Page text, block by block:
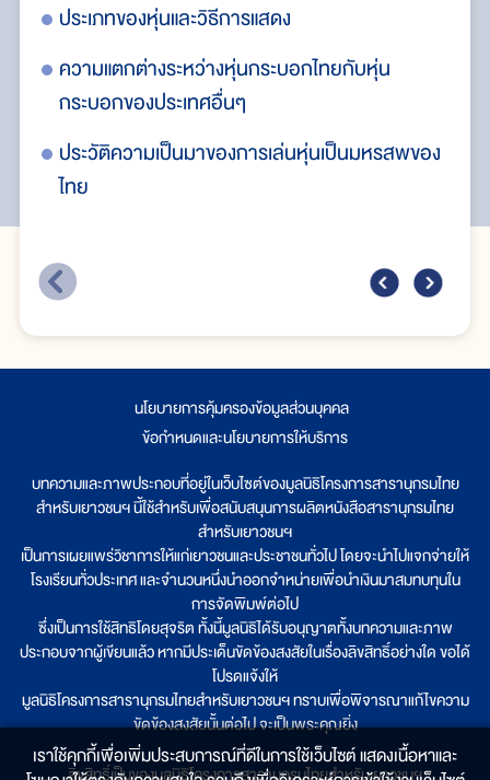
ประเภทของหุ่นและวิธีการแสดง
ความแตกต่างระหว่างหุ่นกระบอกไทยกับหุ่น
กระบอกของประเทศอื่นๆ
ประวัติความเป็นมาของการเล่นหุ่นเป็นมหรสพของ
ไทย
นโยบายการคุ้มครองข้อมูลส่วนบุคคล
ข้อกำหนดและนโยบายการให้บริการ
บทความและภาพประกอบที่อยู่ในเว็บไซต์ของมูลนิธิโครงการสารานุกรมไทย
สำหรับเยาวชนฯ นี้ใช้สำหรับเพื่อสนับสนุนการผลิตหนังสือสารานุกรมไทย
สำหรับเยาวชนฯ
เป็นการเผยแพร่วิชาการให้แก่เยาวชนและประชาชนทั่วไป โดยจะนำไปแจกจ่ายให้
โรงเรียนทั่วประเทศ และจำนวนหนึ่งนำออกจำหน่ายเพื่อนำเงินมาสมทบทุนใน
การจัดพิมพ์ต่อไป
ซึ่งเป็นการใช้สิทธิโดยสุจริต ทั้งนี้มูลนิธิได้รับอนุญาตทั้งบทความและภาพ
ประกอบจากผู้เขียนแล้ว หากมีประเด็นขัดข้องสงสัยในเรื่องลิขสิทธิ์อย่างใด ขอได้
โปรดแจ้งให้
มูลนิธิโครงการสารานุกรมไทยสำหรับเยาวชนฯ ทราบเพื่อพิจารณาแก้ไขความ
ขัดข้องสงสัยนั้นต่อไป จะเป็นพระคุณยิ่ง
ลิขสิทธิ์เป็นของมูลนิธิโครงการสารานุกรมไทยสำหรับเยาวชนฯ
เราใช้คุกกี้เพื่อเพิ่มประสบการณ์ที่ดีในการใช้เว็บไซต์ แสดงเนื้อหาและ